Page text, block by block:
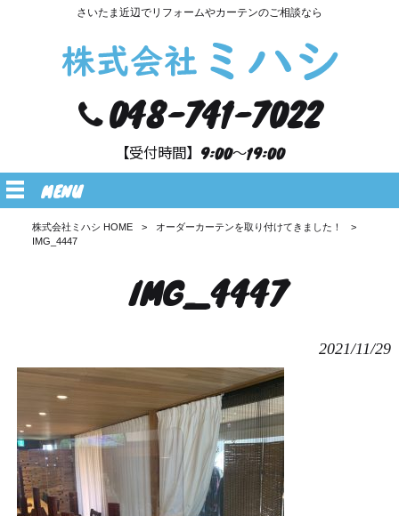
さいたま近辺でリフォームやカーテンのご相談なら
048-741-7022
【受付時間】9:00～19:00
MENU
株式会社ミハシ HOME > オーダーカーテンを取り付けてきました！
>
IMG_4447
IMG_4447
2021/11/29